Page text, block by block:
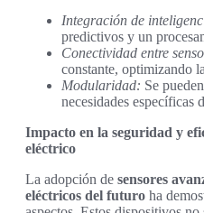
Integración de
predictivos y un
Conectividad entre
constante, optimizando
Modularidad: Se
necesidades específicas
Impacto en la seguridad y
eléctrico
La adopción de sensores
eléctricos del futuro ha